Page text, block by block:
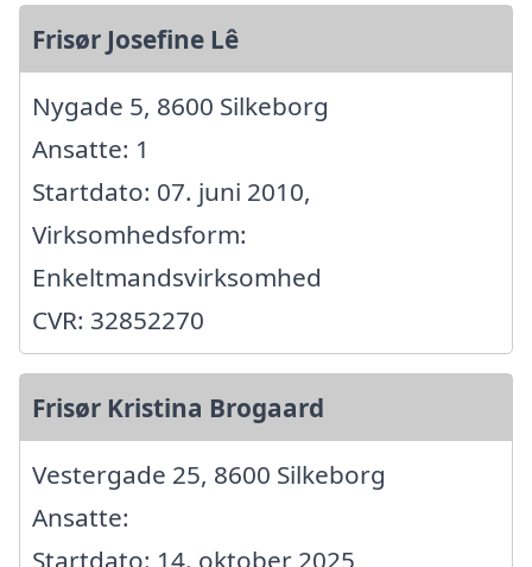
Frisør Josefine Lê
Nygade 5, 8600 Silkeborg
Ansatte: 1
Startdato: 07. juni 2010,
Virksomhedsform:
Enkeltmandsvirksomhed
CVR: 32852270
Frisør Kristina Brogaard
Vestergade 25, 8600 Silkeborg
Ansatte:
Startdato: 14. oktober 2025,